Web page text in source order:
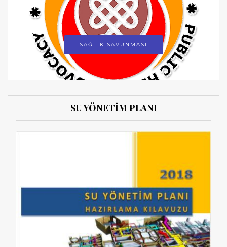
SAĞLIK SAVUNMASI
SU YÖNETİM PLANI